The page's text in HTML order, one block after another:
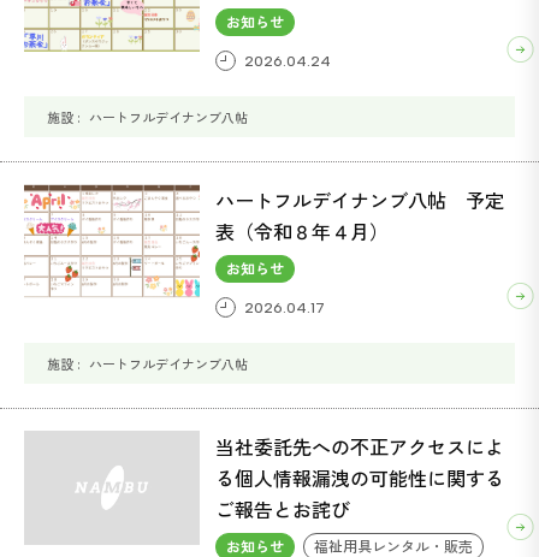
お知らせ
2026.04.24
ハートフルデイナンブ八帖
ハートフルデイナンブ八帖 予定
表（令和８年４月）
お知らせ
2026.04.17
ハートフルデイナンブ八帖
当社委託先への不正アクセスによ
る個人情報漏洩の可能性に関する
ご報告とお詫び
お知らせ 福祉用具レンタル・販売